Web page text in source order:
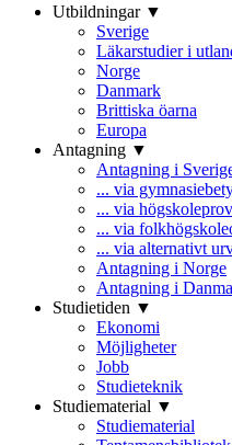
Utbildningar ▼
Sverige
Läkarstudier i
Norge
Danmark
Brittiska öarna
Europa
Antagning ▼
Antagning i
... via
... via högskoleprov
... via
... via alternativt
Antagning i Norge
Antagning i
Studietiden ▼
Ekonomi
Möjligheter
Jobb
Studieteknik
Studiematerial ▼
Studiematerial